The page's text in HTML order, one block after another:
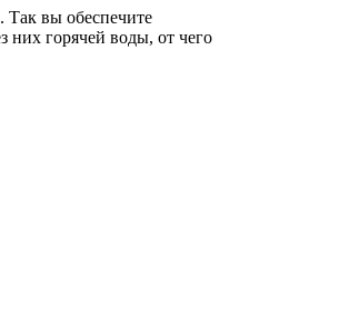
Так вы обеспечите
них горячей воды, от чего